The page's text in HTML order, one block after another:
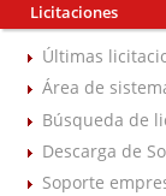
Licitaciones
Últimas
Área de
Búsqueda de
Descarga de
Soporte